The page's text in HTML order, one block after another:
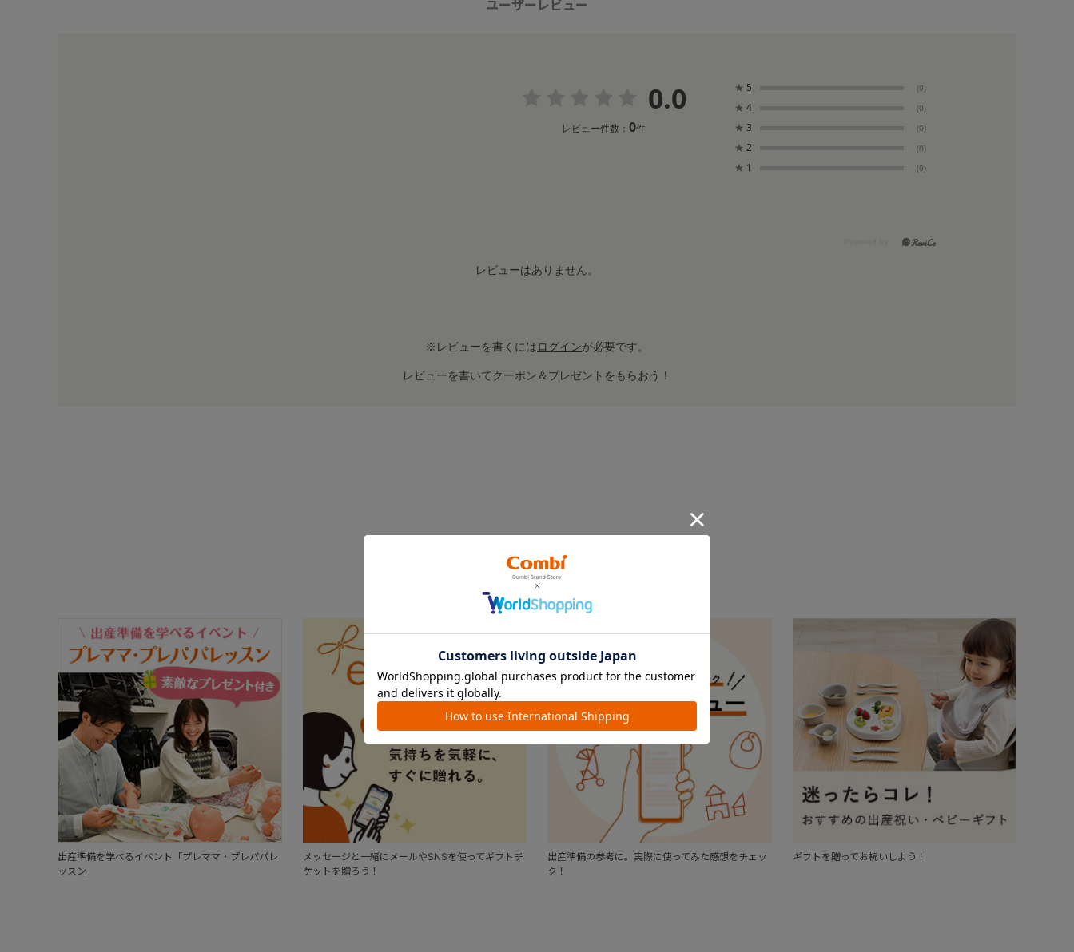
ユーザーレビュー
0.0
レビュー件数： 0件
★ 5 (0)
★ 4 (0)
★ 3 (0)
★ 2 (0)
★ 1 (0)
レビューはありません。
※レビューを書くにはログインが必要です。
レビューを書いてクーポン＆プレゼントをもらおう！
FEATURE
おすすめ特集
出産準備を学べるイベント「プレママ・プレパパレ
ッスン」
メッセージと一緒にメールやSNSを使ってギフトチ
ケットを贈ろう！
出産準備の参考に。実際に使ってみた感想をチェッ
ク！
ギフトを贈ってお祝いしよう！